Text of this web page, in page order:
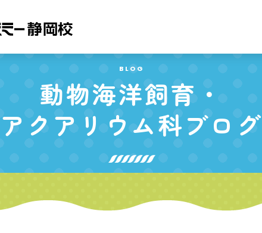
BLOG
動物海洋飼育・
アクアリウム科ブログ